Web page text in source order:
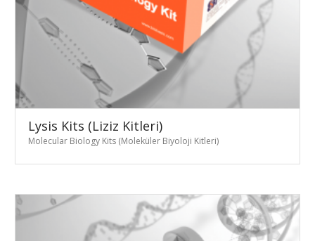
Lysis Kits (Liziz Kitleri)
Molecular Biology Kits (Moleküler Biyoloji Kitleri)